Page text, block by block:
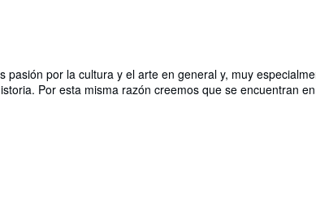
por la cultura y el arte en general y, muy
Por esta misma razón creemos que se encuentran